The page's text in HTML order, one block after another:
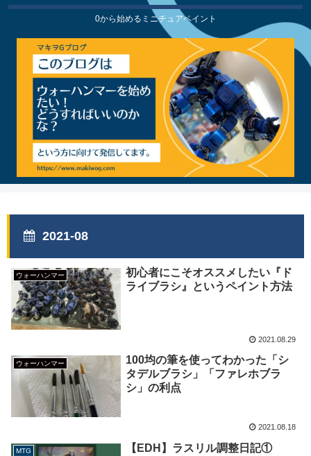
0から始めるミニチュアペイント
2021-08
ウォーハンマー
初心者にこそオススメしたい『ド
ライブラシ』というペイント方法
2021.08.29
ウォーハンマー
100均の筆を使ってわかった「シ
タデルブラシ」「ファレホブラ
シ」の利点
2021.08.18
MTG 【EDH】ラスリル調整日記①